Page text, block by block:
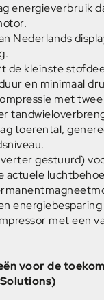
energieverbruik
Nederlands
de kleinste
en minimaal
met
toerental,
gestuurd)
actuele
met een
voor de